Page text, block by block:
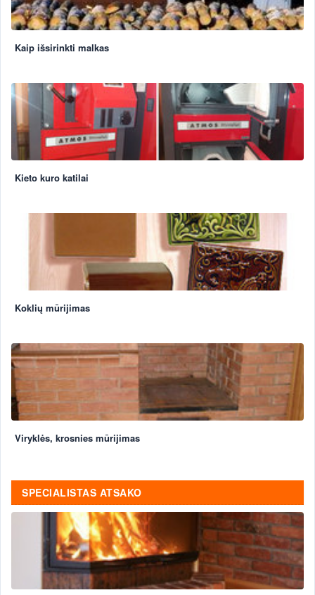
Kaip išsirinkti malkas
Kieto kuro katilai
Koklių mūrijimas
Viryklės, krosnies mūrijimas
SPECIALISTAS ATSAKO